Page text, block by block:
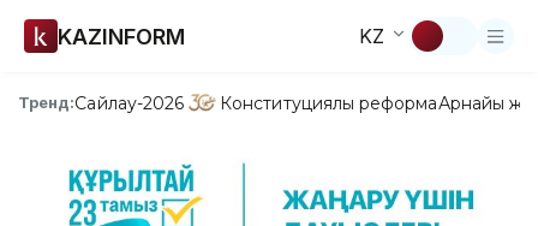
KAZINFORM KZ
Тренд:Сайлау-2026 Конституциялық реформаАрнайы